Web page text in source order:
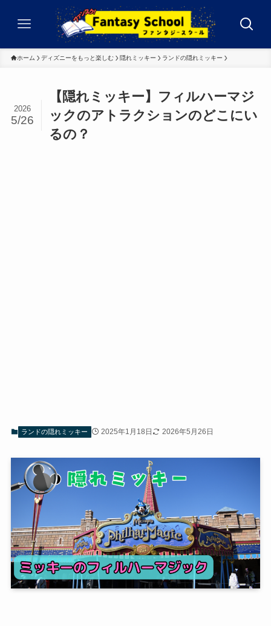
ホーム ディズニーをもっと楽しむ 隠れミッキー ランドの隠れミッキー
【隠れミッキー】フィルハーマジ
ックのアトラクションのどこにい
るの？
2026
5/26
ランドの隠れミッキー 2025年1月18日 2026年5月26日